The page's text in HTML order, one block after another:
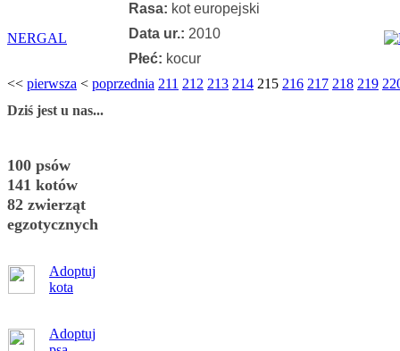
NERGAL
Rasa: kot europejski
Data ur.: 2010
Płeć: kocur
<< pierwsza < poprzednia 211 212 213 214 215 216 217 218 219
Dziś jest u nas...
100 psów
141 kotów
82 zwierząt
egzotycznych
Adoptuj
kota
Adoptuj